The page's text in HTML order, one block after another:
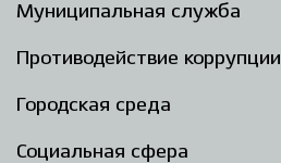
Муниципальная служба
Противодействие коррупции
Городская среда
Социальная сфера